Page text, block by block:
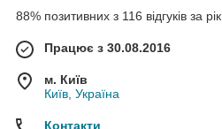
88% позитивних з 116 відгуків за рік
Працює з 30.08.2016
м. Київ
Київ, Україна
Контакти